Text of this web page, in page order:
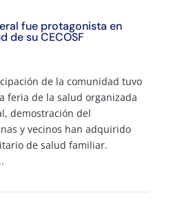
fue protagonista en
de su CECOSF
de la comunidad tuvo
feria de la salud organizada
demostración del
y vecinos han adquirido
de salud familiar.